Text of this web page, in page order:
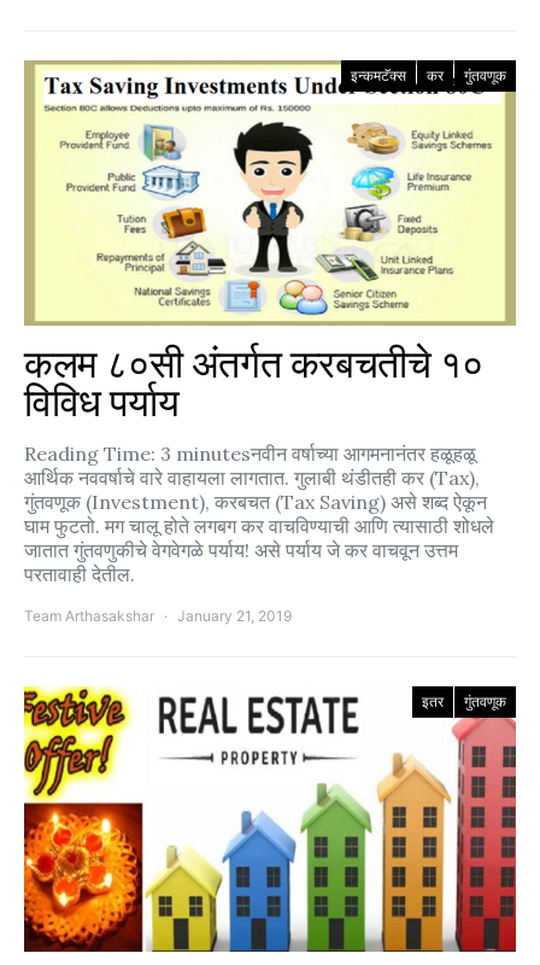
इन्कमटॅक्स कर गुंतवणूक
कलम ८०सी अंतर्गत करबचतीचे १०
विविध पर्याय
Reading Time: 3 minutesनवीन वर्षाच्या आगमनानंतर हळूहळू
आर्थिक नववर्षाचे वारे वाहायला लागतात. गुलाबी थंडीतही कर (Tax),
गुंतवणूक (Investment), करबचत (Tax Saving) असे शब्द ऐकून
घाम फुटतो. मग चालू होते लगबग कर वाचविण्याची आणि त्यासाठी शोधले
जातात गुंतवणुकीचे वेगवेगळे पर्याय! असे पर्याय जे कर वाचवून उत्तम
परतावाही देतील.
Team Arthasakshar January 21, 2019
इतर गुंतवणूक